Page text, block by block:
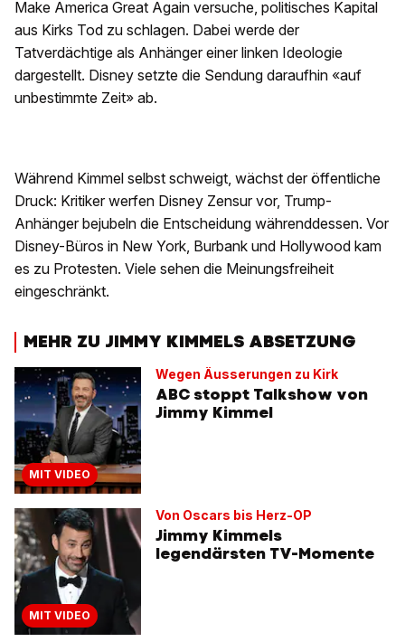
Make America Great Again versuche, politisches Kapital
aus Kirks Tod zu schlagen. Dabei werde der
Tatverdächtige als Anhänger einer linken Ideologie
dargestellt. Disney setzte die Sendung daraufhin «auf
unbestimmte Zeit» ab.
Während Kimmel selbst schweigt, wächst der öffentliche
Druck: Kritiker werfen Disney Zensur vor, Trump-
Anhänger bejubeln die Entscheidung währenddessen. Vor
Disney-Büros in New York, Burbank und Hollywood kam
es zu Protesten. Viele sehen die Meinungsfreiheit
eingeschränkt.
MEHR ZU JIMMY KIMMELS ABSETZUNG
MIT VIDEO
Wegen Äusserungen zu Kirk
ABC stoppt Talkshow von
Jimmy Kimmel
MIT VIDEO
Von Oscars bis Herz-OP
Jimmy Kimmels
legendärsten TV-Momente